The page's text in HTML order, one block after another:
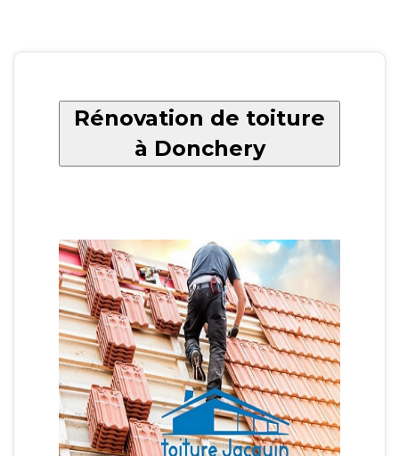
Rénovation de toiture
à Donchery